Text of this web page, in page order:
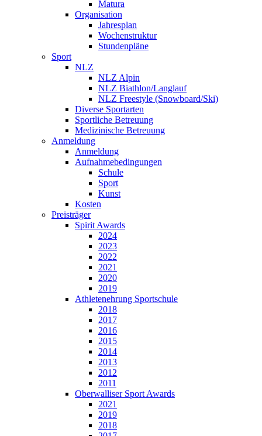
Matura
Organisation
Jahresplan
Wochenstruktur
Stundenpläne
Sport
NLZ
NLZ Alpin
NLZ Biathlon/Langlauf
NLZ Freestyle (Snowboard/Ski)
Diverse Sportarten
Sportliche Betreuung
Medizinische Betreuung
Anmeldung
Anmeldung
Aufnahmebedingungen
Schule
Sport
Kunst
Kosten
Preisträger
Spirit Awards
2024
2023
2022
2021
2020
2019
Athletenehrung Sportschule
2018
2017
2016
2015
2014
2013
2012
2011
Oberwalliser Sport Awards
2021
2019
2018